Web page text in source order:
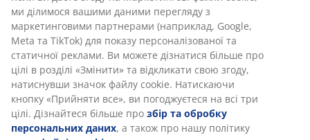
ми ділимося вашими даними перегляду з
маркетинговими партнерами (наприклад, Google,
Meta та TikTok) для показу персоналізованої та
статичної реклами. Ви можете дізнатися більше про
цілі в розділі «Змінити» та відкликати свою згоду,
натиснувши значок файлу cookie. Натискаючи
кнопку «Прийняти все», ви погоджуєтеся на всі три
цілі. Дізнайтеся більше про збір та обробку
персональних даних, а також про нашу політику